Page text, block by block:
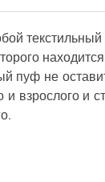
текстильный
пуф не
и взрослого и